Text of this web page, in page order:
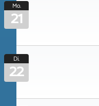
Mo.
21
Di.
22